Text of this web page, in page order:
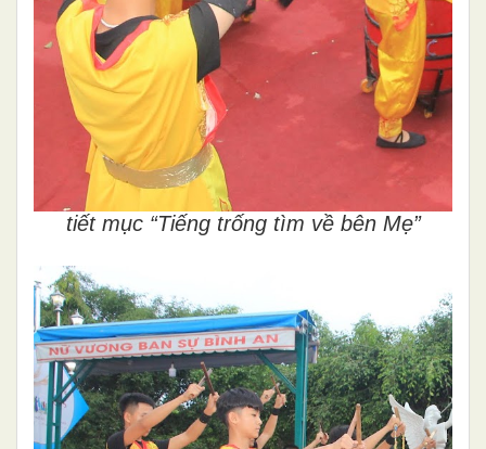
tiết mục “Tiếng trống tìm về bên Mẹ”